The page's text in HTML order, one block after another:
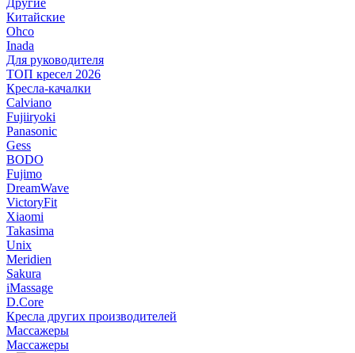
Другие
Китайские
Ohco
Inada
Для руководителя
ТОП кресел 2026
Кресла-качалки
Calviano
Fujiiryoki
Panasonic
Gess
BODO
Fujimo
DreamWave
VictoryFit
Xiaomi
Takasima
Unix
Meridien
Sakura
iMassage
D.Core
Кресла других производителей
Массажеры
Массажеры